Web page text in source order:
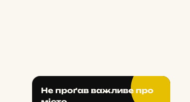
Не проґав важливе про